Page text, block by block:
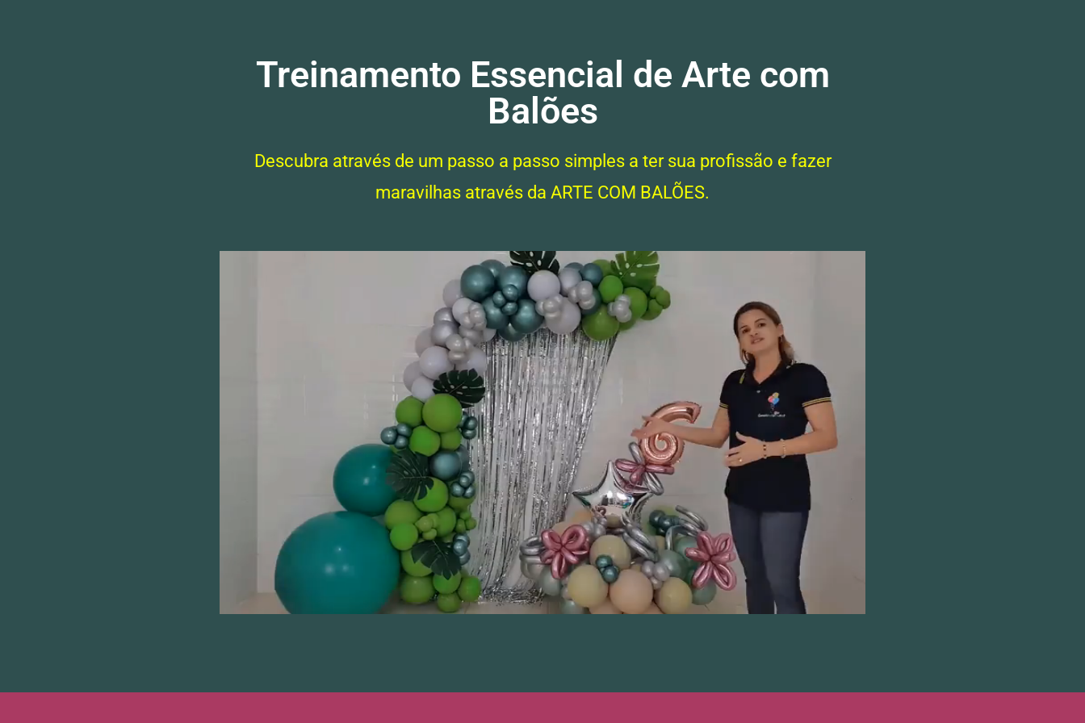
Treinamento Essencial de Arte com
Balões
Descubra através de um passo a passo simples a ter sua profissão e fazer
maravilhas através da ARTE COM BALÕES.